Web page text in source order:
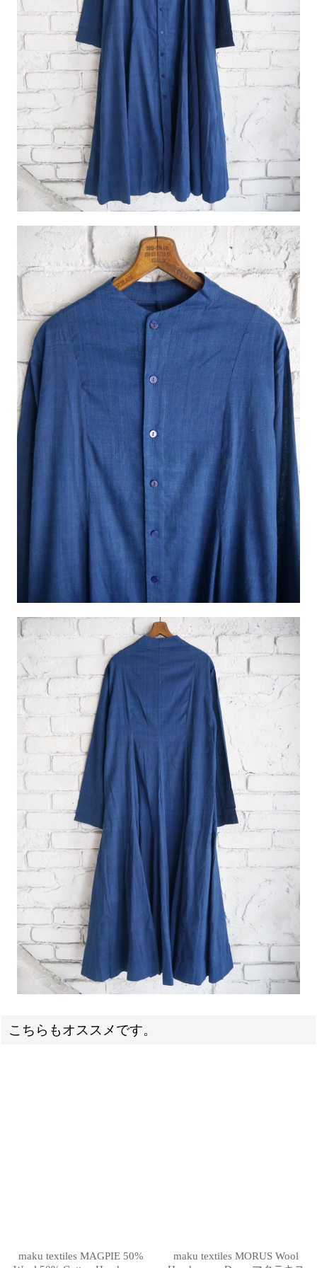
こちらもオススメです。
maku textiles MAGPIE 50%
maku textiles MORUS Wool